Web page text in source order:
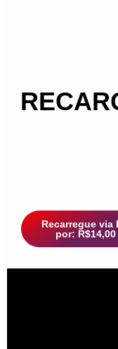
Recarregue via
por: R$14,00